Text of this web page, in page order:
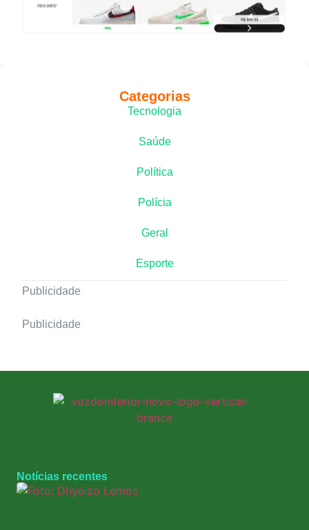
Categorias
Tecnologia
Saúde
Política
Polícia
Geral
Esporte
Publicidade
Publicidade
Notícias recentes